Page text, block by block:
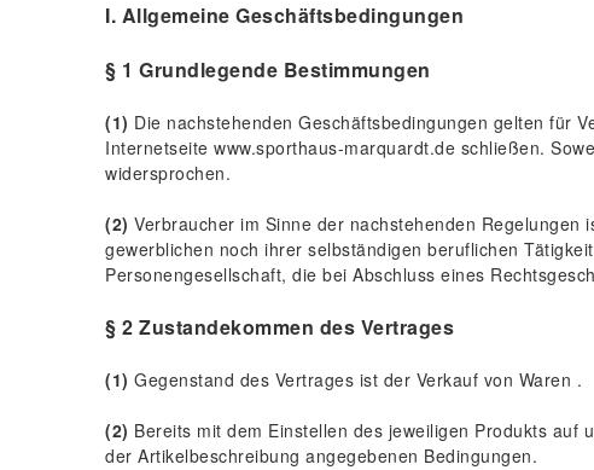
I. Allgemeine Geschäftsbedingungen
§ 1 Grundlegende Bestimmungen
(1) Die nachstehenden Geschäftsbedingungen gelten für
Internetseite www.sporthaus-marquardt.de schließen.
widersprochen.
(2) Verbraucher im Sinne der nachstehenden
gewerblichen noch ihrer selbständigen beruflichen
Personengesellschaft, die bei Abschluss eines
§ 2 Zustandekommen des Vertrages
(1) Gegenstand des Vertrages ist der Verkauf von Waren .
(2) Bereits mit dem Einstellen des jeweiligen Produkts
der Artikelbeschreibung angegebenen Bedingungen.